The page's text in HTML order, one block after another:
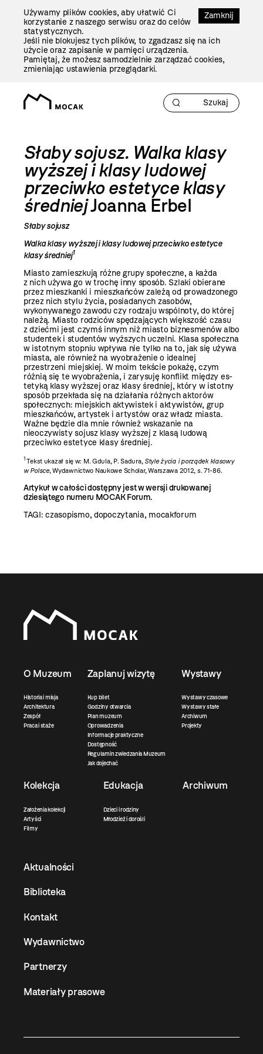
Zamknij
Używamy plików cookies, aby ułatwić Ci
korzystanie z naszego serwisu oraz do celów
statystycznych.
Jeśli nie blokujesz tych plików, to zgadzasz się na ich
użycie oraz zapisanie w pamięci urządzenia.
Pamiętaj, że możesz samodzielnie zarządzać cookies,
zmieniając ustawienia przeglądarki.
Słaby sojusz. Walka klasy
wyższej i klasy ludowej
przeciwko estetyce klasy
średniejJoanna Erbel
Słaby sojusz
Walka klasy wyższej i klasy ludowej przeciwko estetyce
klasy średniej1
Miasto zamieszkują różne grupy społeczne, a każda
z nich używa go w trochę inny sposób. Szlaki obierane
przez mieszkanki i mieszkańców zależą od prowadzonego
przez nich stylu życia, posiadanych zasobów,
wykonywanego zawodu czy rodzaju wspólnoty, do której
należą. Miasto rodziców spędzających większość czasu
z dzieć­mi jest czymś innym niż miasto biznesmenów albo
studentek i studentów wyższych uczelni. Klasa społeczna
w istotnym stopniu wpływa nie tylko na to, jak się używa
miasta, ale rów­nież na wyobrażenie o idealnej
przestrzeni miej­skiej. W moim tekście pokażę, czym
różnią się te wyobrażenia, i zarysuję konflikt między es­
tetyką klasy wyższej oraz klasy średniej, który w istotny
sposób przekłada się na działania róż­nych aktorów
społecznych: miejskich aktywi­stek i aktywistów, grup
mieszkańców, artystek i artystów oraz władz miasta.
Ważne będzie dla mnie również wskazanie na
nieoczywisty sojusz klasy wyższej z klasą ludową
przeciwko estetyce klasy średniej.
1Tekst ukazał się w: M. Gdula, P. Sadura, Style życia i porządek klasowy
w Polsce, Wydawnictwo Naukowe Scholar, Warszawa 2012, s. 71-86.
Artykuł w całości dostępny jest w wersji drukowanej
dziesiątego numeru MOCAK Forum.
TAGI:czasopismo, dopoczytania, mocakforum
O Muzeum
Historia i misja
Architektura
Zespół
Praca i staże
Zaplanuj wizytę
Kup bilet
Godziny otwarcia
Plan muzeum
Oprowadzenia
Informacje praktyczne
Dostępność
Regulamin zwiedzania Muzeum
Jak dojechać
Wystawy
Wystawy czasowe
Wystawy stałe
Archiwum
Projekty
Kolekcja
Założenia kolekcji
Artyści
Filmy
Edukacja
Dzieci i rodziny
Młodzież i dorośli
Archiwum
Aktualności
Biblioteka
Kontakt
Wydawnictwo
Partnerzy
Materiały prasowe